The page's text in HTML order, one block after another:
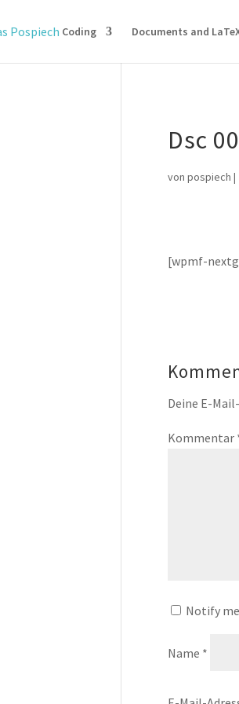
Coding Documents and
Dsc
von pospiech |
[wpmf-
Deine E-
Kommentar
Notify
Name *